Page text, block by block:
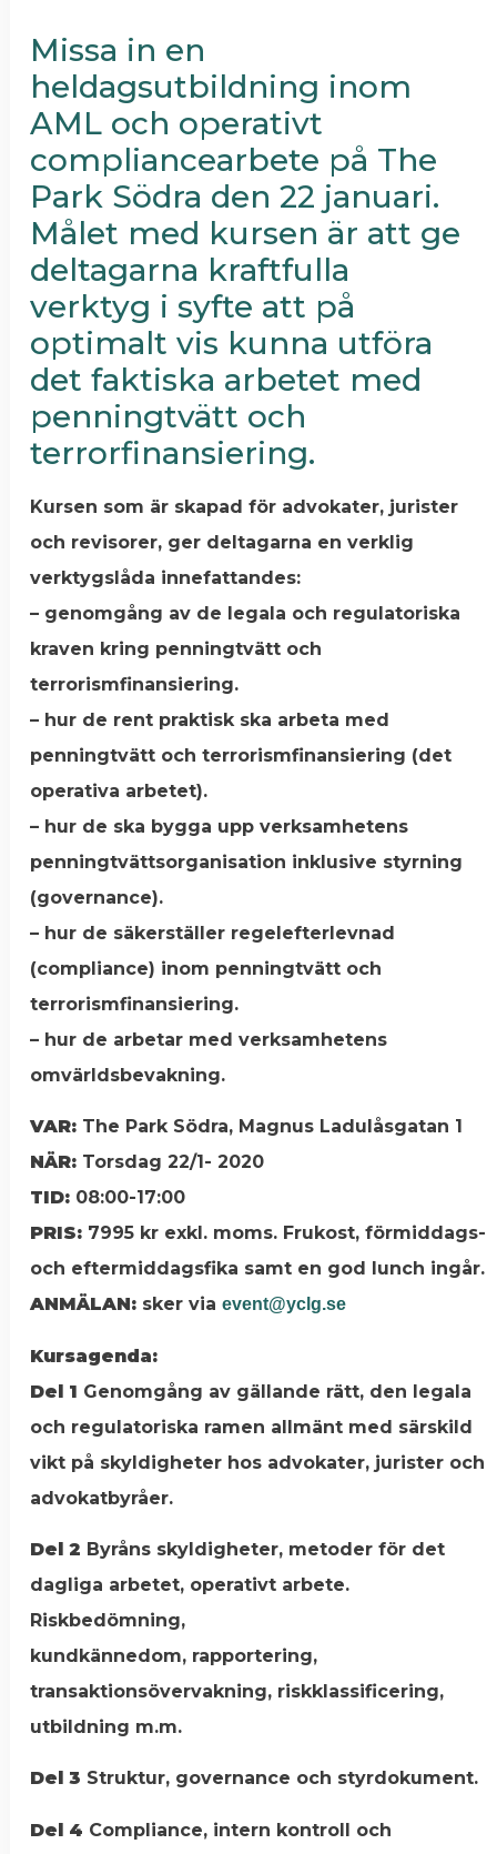
Missa in en
heldagsutbildning inom
AML och operativt
compliancearbete på The
Park Södra den 22 januari.
Målet med kursen är att ge
deltagarna kraftfulla
verktyg i syfte att på
optimalt vis kunna utföra
det faktiska arbetet med
penningtvätt och
terrorfinansiering.
Kursen som är skapad för advokater, jurister
och revisorer, ger deltagarna en verklig
verktygslåda innefattandes:
– genomgång av de legala och regulatoriska
kraven kring penningtvätt och
terrorismfinansiering.
– hur de rent praktisk ska arbeta med
penningtvätt och terrorismfinansiering (det
operativa arbetet).
– hur de ska bygga upp verksamhetens
penningtvättsorganisation inklusive styrning
(governance).
– hur de säkerställer regelefterlevnad
(compliance) inom penningtvätt och
terrorismfinansiering.
– hur de arbetar med verksamhetens
omvärldsbevakning.
VAR: The Park Södra, Magnus Ladulåsgatan 1
NÄR: Torsdag 22/1- 2020
TID: 08:00-17:00
PRIS: 7995 kr exkl. moms. Frukost, förmiddags-
och eftermiddagsfika samt en god lunch ingår.
ANMÄLAN: sker viaevent@yclg.se
Kursagenda:
Del 1 Genomgång av gällande rätt, den legala
och regulatoriska ramen allmänt med särskild
vikt på skyldigheter hos advokater, jurister och
advokatbyråer.
Del 2 Byråns skyldigheter, metoder för det
dagliga arbetet, operativt arbete.
Riskbedömning,
kundkännedom, rapportering,
transaktionsövervakning, riskklassificering,
utbildning m.m.
Del 3 Struktur, governance och styrdokument.
Del 4 Compliance, intern kontroll och